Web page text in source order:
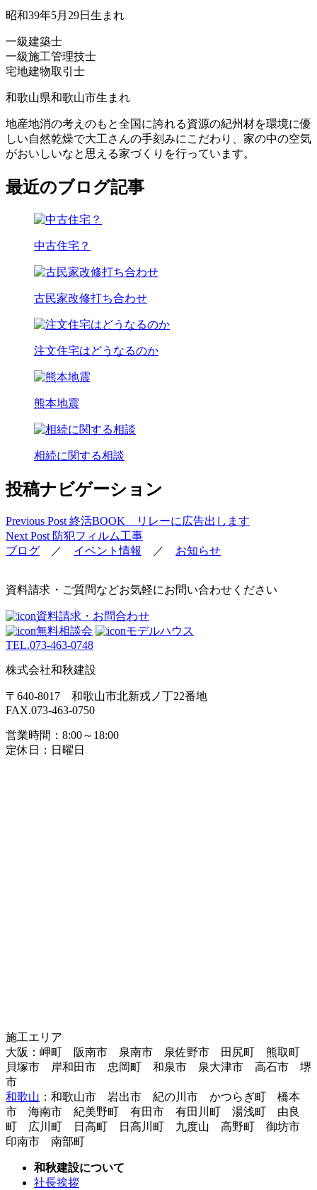
昭和39年5月29日生まれ
一級建築士
一級施工管理技士
宅地建物取引士
和歌山県和歌山市生まれ
地産地消の考えのもと全国に誇れる資源の紀州材を環境に優
しい自然乾燥で大工さんの手刻みにこだわり、家の中の空気
がおいしいなと思える家づくりを行っています。
最近のブログ記事
中古住宅？
古民家改修打ち合わせ
注文住宅はどうなるのか
熊本地震
相続に関する相談
投稿ナビゲーション
Previous Post終活BOOK リレーに広告出します
Next Post防犯フィルム工事
ブログ ／ イベント情報 ／ お知らせ
資料請求・ご質問などお気軽にお問い合わせください
資料請求・お問合わせ
無料相談会
モデルハウス
TEL.073-463-0748
株式会社和秋建設
〒640-8017 和歌山市北新戎ノ丁22番地
FAX.073-463-0750
営業時間：8:00～18:00
定休日：日曜日
施工エリア
大阪：岬町 阪南市 泉南市 泉佐野市 田尻町 熊取町
貝塚市 岸和田市 忠岡町 和泉市 泉大津市 高石市 堺
市
和歌山 ：和歌山市 岩出市 紀の川市 かつらぎ町 橋本
市 海南市 紀美野町 有田市 有田川町 湯浅町 由良
町 広川町 日高町 日高川町 九度山 高野町 御坊市
印南市 南部町
和秋建設について
社長挨拶